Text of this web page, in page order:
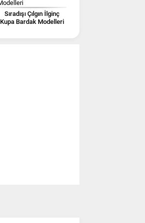
Sıradışı Çılgın İlginç
Kupa Bardak Modelleri